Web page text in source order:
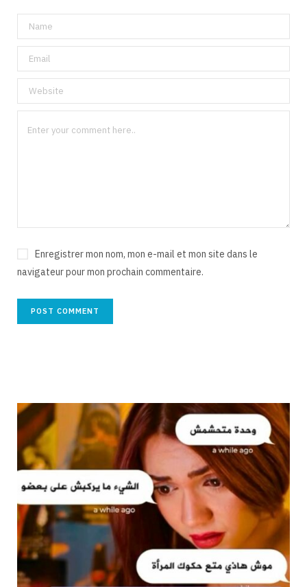
Enregistrer mon nom, mon e-mail et mon site dans le
navigateur pour mon prochain commentaire.